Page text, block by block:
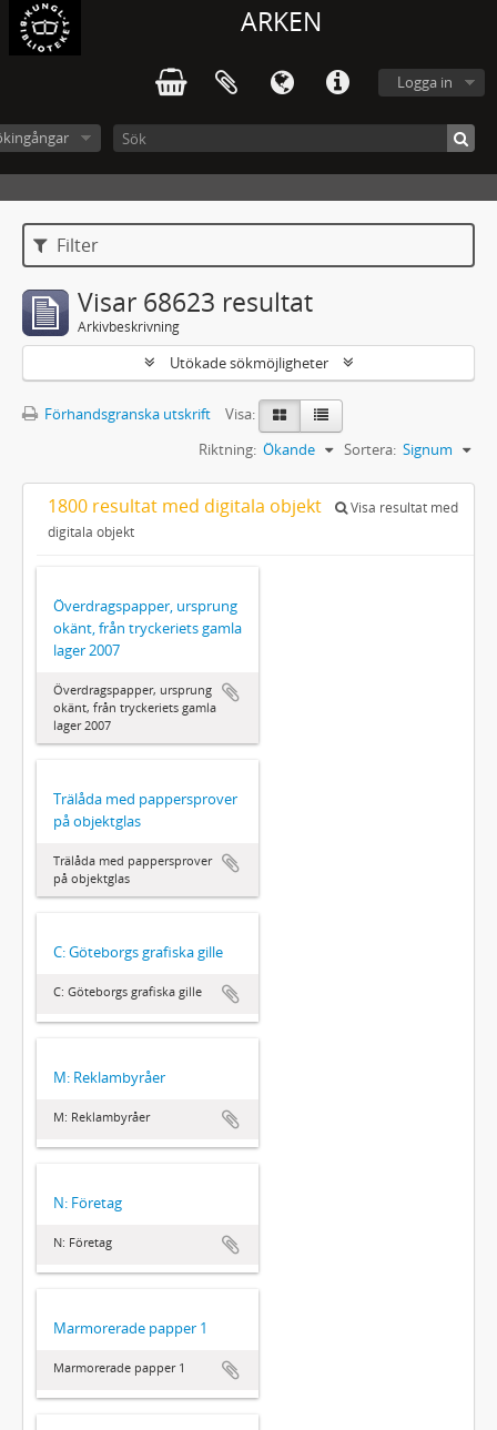
ARKEN
Logga in
Filter
Visar 68623 resultat
Arkivbeskrivning
Utökade sökmöjligheter
Förhandsgranska utskrift
Visa:
Sortera: Signum
Riktning: Ökande
1800 resultat med digitala objekt
Visa resultat med
digitala objekt
Överdragspapper, ursprung
okänt, från tryckeriets gamla
lager 2007
Överdragspapper, ursprung
okänt, från tryckeriets gamla
lager 2007
Trälåda med pappersprover
på objektglas
Trälåda med pappersprover
på objektglas
C: Göteborgs grafiska gille
C: Göteborgs grafiska gille
M: Reklambyråer
M: Reklambyråer
N: Företag
N: Företag
Marmorerade papper 1
Marmorerade papper 1